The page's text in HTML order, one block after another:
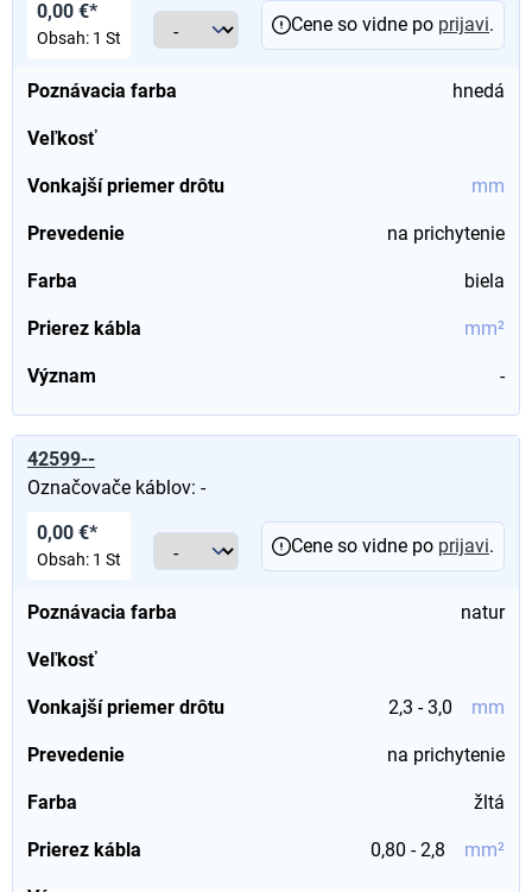
Poznávacia farba hnedá
Veľkosť
Vonkajší priemer drôtu mm
Prevedenie na prichytenie
Farba biela
Prierez kábla mm²
Význam -
0,00 €*
Obsah: 1 St
Cene so vidne po prijavi.
42599--
Označovače káblov: -
Poznávacia farba natur
Veľkosť
Vonkajší priemer drôtu 2,3 - 3,0 mm
Prevedenie na prichytenie
Farba žltá
Prierez kábla 0,80 - 2,8 mm²
0,00 €*
Obsah: 1 St
Cene so vidne po prijavi.